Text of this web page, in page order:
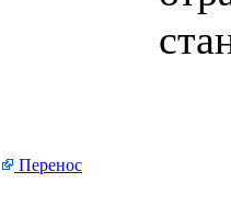
Перенос